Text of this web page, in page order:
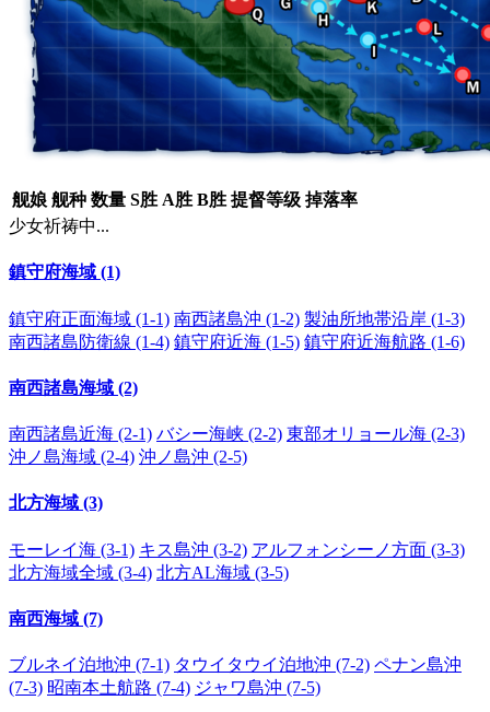
舰娘 舰种 数量 S胜 A胜 B胜 提督等级 掉落率
少女祈祷中...
鎮守府海域 (1)
鎮守府正面海域 (1-1) 南西諸島沖 (1-2) 製油所地帯沿岸 (1-3)
南西諸島防衛線 (1-4) 鎮守府近海 (1-5) 鎮守府近海航路 (1-6)
南西諸島海域 (2)
南西諸島近海 (2-1) バシー海峡 (2-2) 東部オリョール海 (2-3)
沖ノ島海域 (2-4) 沖ノ島沖 (2-5)
北方海域 (3)
モーレイ海 (3-1) キス島沖 (3-2) アルフォンシーノ方面 (3-3)
北方海域全域 (3-4) 北方AL海域 (3-5)
南西海域 (7)
ブルネイ泊地沖 (7-1) タウイタウイ泊地沖 (7-2) ペナン島沖
(7-3) 昭南本土航路 (7-4) ジャワ島沖 (7-5)